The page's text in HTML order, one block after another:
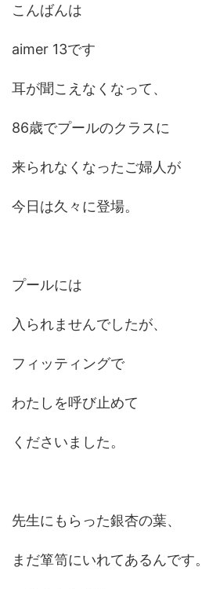
こんばんは
aimer 13です
耳が聞こえなくなって、
86歳でプールのクラスに
来られなくなったご婦人が
今日は久々に登場。
プールには
入られませんでしたが、
フィッティングで
わたしを呼び止めて
くださいました。
先生にもらった銀杏の葉、
まだ箪笥にいれてあるんです。